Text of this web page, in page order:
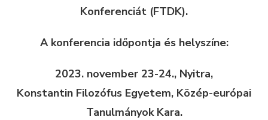
Konferenciát (FTDK).
A konferencia időpontja és helyszíne:
2023. november 23-24., Nyitra,
Konstantin Filozófus Egyetem, Közép-európai
Tanulmányok Kara.